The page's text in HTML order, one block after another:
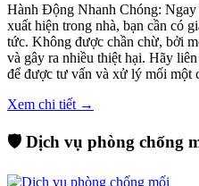
Hành Động Nhanh Chóng: Ngay
xuất hiện trong nhà, bạn cần có
tức. Không được chần chừ, bởi
và gây ra nhiều thiệt hại. Hãy
để được tư vấn và xử lý mối một
Xem chi tiết →
🛡️ Dịch vụ phòng chống